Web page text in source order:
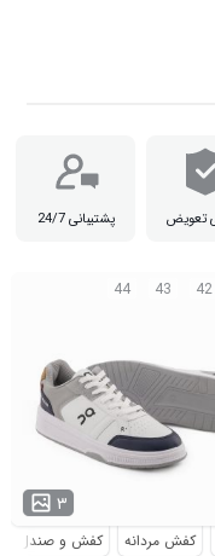
تعویض پشتیبانی 24/7
42
43
44
۳
کفش مردانه کفش و صندل